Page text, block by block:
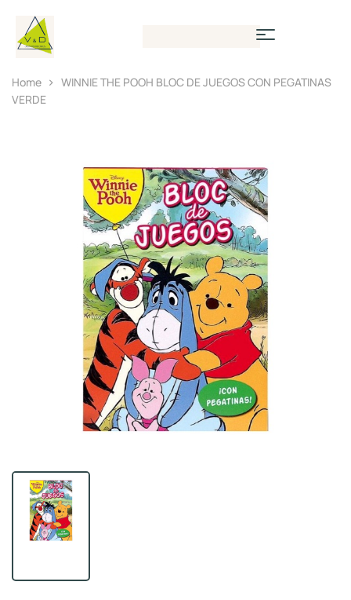
Home
WINNIE THE POOH BLOC DE JUEGOS CON PEGATINAS
VERDE